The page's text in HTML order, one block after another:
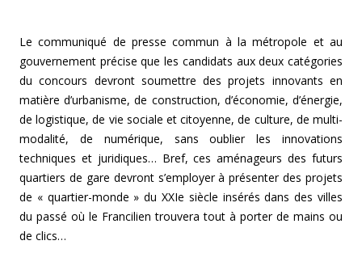
Le communiqué de presse commun à la métropole et au
gouvernement précise que les candidats aux deux catégories
du concours devront soumettre des projets innovants en
matière d’urbanisme, de construction, d’économie, d’énergie,
de logistique, de vie sociale et citoyenne, de culture, de multi-
modalité, de numérique, sans oublier les innovations
techniques et juridiques… Bref, ces aménageurs des futurs
quartiers de gare devront s’employer à présenter des projets
de « quartier-monde » du XXIe siècle insérés dans des villes
du passé où le Francilien trouvera tout à porter de mains ou
de clics…